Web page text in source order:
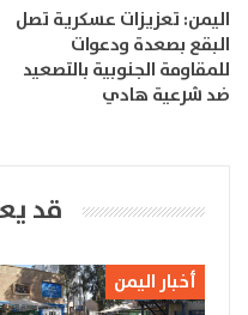
اليمن: تعزيزات عسكرية تصل
البقع بصعدة ودعوات
للمقاومة الجنوبية بالتصعيد
ضد شرعية هادي
قد
أخبار اليمن